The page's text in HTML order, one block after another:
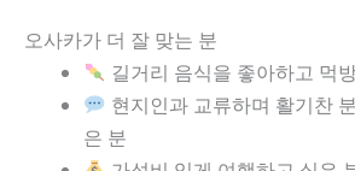
오사카가 더 잘 맞는 분
길거리 음식을 좋아하고 먹
현지인과 교류하며 활기찬
은 분